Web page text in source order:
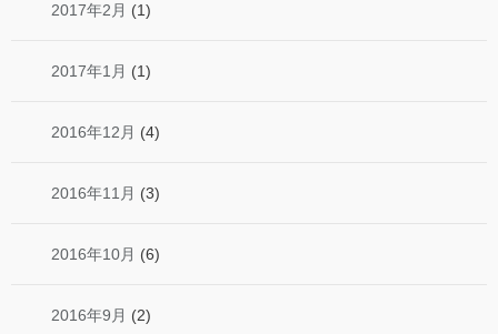
2017年2月 (1)
2017年1月 (1)
2016年12月 (4)
2016年11月 (3)
2016年10月 (6)
2016年9月 (2)